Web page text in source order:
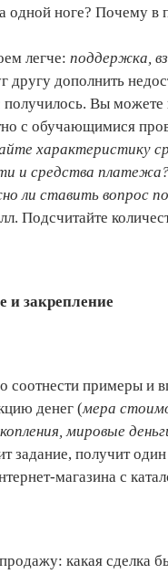
одной ноге? Почему в
легче: поддержка,
другу дополнить
Вы можете
с обучающимися
характеристику
и средства платежа?
ли ставить вопрос
Подсчитайте
и закрепление
соотнести примеры и
денег (мера
мировые
задание, получит
магазина с
какая сделка